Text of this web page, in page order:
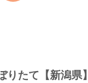
たて【新潟県】